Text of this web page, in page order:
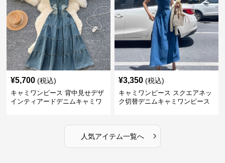
¥5,700 (税込)
キャミワンピース 背中見せデザ
インティアードデニムキャミワ
¥3,350 (税込)
キャミワンピース スクエアネッ
ク切替デニムキャミワンピース
人気アイテム一覧へ ›